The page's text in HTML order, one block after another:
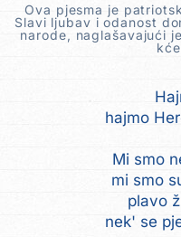
Ova pjesma je
Slavi ljubav i odanost
narode, naglašavajući
hajmo
Mi smo
mi smo
plavo
nek' se